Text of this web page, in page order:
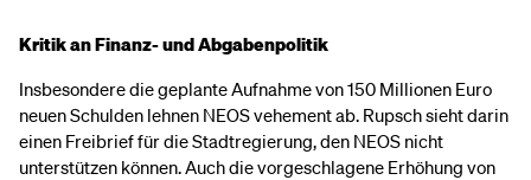
Kritik an Finanz- und Abgabenpolitik
Insbesondere die geplante Aufnahme von 150 Millionen Euro
neuen Schulden lehnen NEOS vehement ab. Rupsch sieht darin
einen Freibrief für die Stadtregierung, den NEOS nicht
unterstützen können. Auch die vorgeschlagene Erhöhung von